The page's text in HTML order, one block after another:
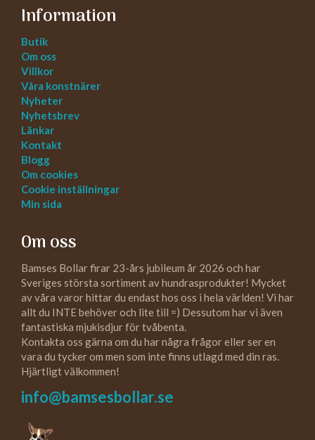
Information
Butik
Om oss
Villkor
Våra konstnärer
Nyheter
Nyhetsbrev
Länkar
Kontakt
Blogg
Om cookies
Cookie inställningar
Min sida
Om oss
Bamses Bollar firar 23-års jubileum år 2026 och har
Sveriges största sortiment av hundrasprodukter! Mycket
av våra varor hittar du endast hos oss i hela världen! Vi har
allt du INTE behöver och lite till =) Dessutom har vi även
fantastiska mjukisdjur för tvåbenta.
Kontakta oss gärna om du har några frågor eller ser en
vara du tycker om men som inte finns utlagd med din ras.
Hjärtligt välkommen!
info@bamsesbollar.se